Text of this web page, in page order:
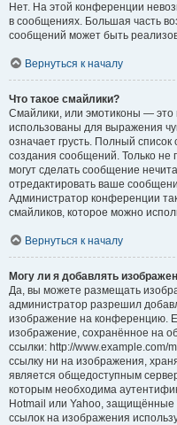
Нет. На этой конференции
в сообщениях. Большая часть
сообщений может быть
Вернуться к началу
Что такое смайлики?
Смайлики, или эмотиконы — это
использованы для выражения
означает грусть. Полный
создания сообщений. Только не
могут сделать сообщение
отредактировать ваше
Администратор конференции
смайликов, которое можно
Вернуться к началу
Могу ли я добавлять
Да, вы можете размещать
администратор разрешил
изображение на конференцию.
изображение, сохранённое на
ссылки: http://www.example.com/
ссылку ни на изображения,
является общедоступным
которым необходима
Hotmail или Yahoo, защищённые
ссылок на изображения